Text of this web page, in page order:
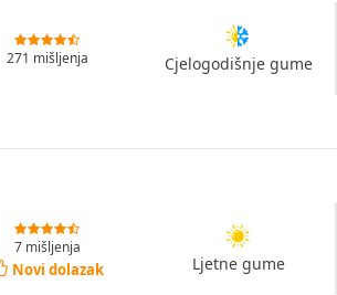
271 mišljenja Cjelogodišnje gume
7 mišljenja
Novi dolazak Ljetne gume